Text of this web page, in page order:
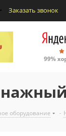
Заказать звонок
99%
оборудование -